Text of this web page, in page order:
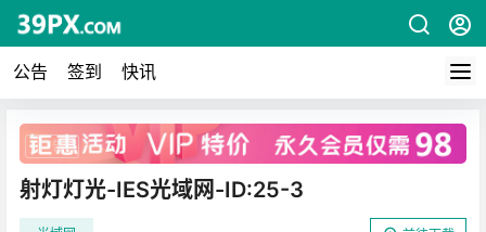
公告 签到 快讯
广告
射灯灯光-IES光域网-ID:25-3